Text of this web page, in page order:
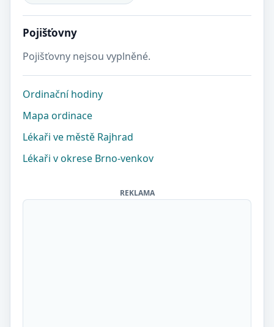
Pojišťovny
Pojišťovny nejsou vyplněné.
Ordinační hodiny
Mapa ordinace
Lékaři ve městě Rajhrad
Lékaři v okrese Brno-venkov
REKLAMA